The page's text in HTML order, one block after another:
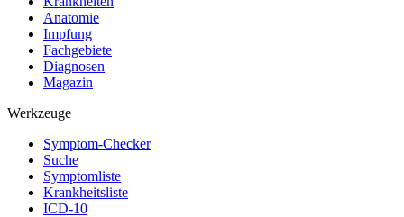
Anatomie
Impfung
Fachgebiete
Diagnosen
Magazin
Werkzeuge
Symptom-Checker
Suche
Symptomliste
Krankheitsliste
ICD-10